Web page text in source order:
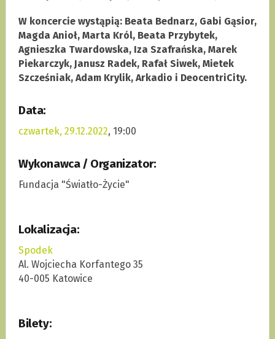
W koncercie wystąpią: Beata Bednarz, Gabi Gąsior,
Magda Anioł, Marta Król, Beata Przybytek,
Agnieszka Twardowska, Iza Szafrańska, Marek
Piekarczyk, Janusz Radek, Rafał Siwek, Mietek
Szcześniak, Adam Krylik, Arkadio i DeocentriCity.
Data:
czwartek, 29.12.2022, 19:00
Wykonawca / Organizator:
Fundacja "Światło-Życie"
Lokalizacja:
Spodek
Al. Wojciecha Korfantego 35
40-005 Katowice
Bilety: